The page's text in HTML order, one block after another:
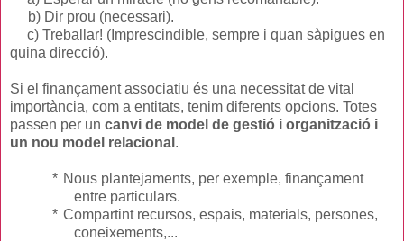
b) Dir prou (necessari).
c) Treballar! (Imprescindible, sempre i quan sàpigues en
quina direcció).
Si el finançament associatiu és una necessitat de vital
importància, com a entitats, tenim diferents opcions. Totes
passen per un canvi de model de gestió i organització i
un nou model relacional .
* Nous plantejaments, per exemple, finançament
entre particulars.
* Compartint recursos, espais, materials, persones,
coneixements,...